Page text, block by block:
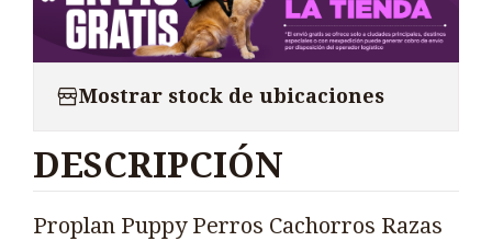
Mostrar stock de ubicaciones
DESCRIPCIÓN
Proplan Puppy Perros Cachorros Razas